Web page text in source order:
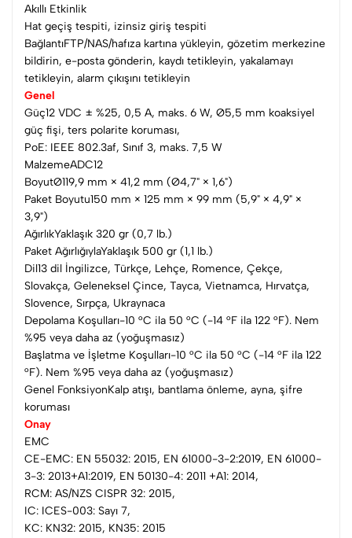
Akıllı Etkinlik
Hat geçiş tespiti, izinsiz giriş tespiti
BağlantıFTP/NAS/hafıza kartına yükleyin, gözetim merkezine
bildirin, e-posta gönderin, kaydı tetikleyin, yakalamayı
tetikleyin, alarm çıkışını tetikleyin
Genel
Güç12 VDC ± %25, 0,5 A, maks. 6 W, Ø5,5 mm koaksiyel
güç fişi, ters polarite koruması,
PoE: IEEE 802.3af, Sınıf 3, maks. 7,5 W
MalzemeADC12
BoyutØ119,9 mm × 41,2 mm (Ø4,7" × 1,6")
Paket Boyutu150 mm × 125 mm × 99 mm (5,9" × 4,9" ×
3,9")
AğırlıkYaklaşık 320 gr (0,7 lb.)
Paket AğırlığıylaYaklaşık 500 gr (1,1 lb.)
Dil13 dil İngilizce, Türkçe, Lehçe, Romence, Çekçe,
Slovakça, Geleneksel Çince, Tayca, Vietnamca, Hırvatça,
Slovence, Sırpça, Ukraynaca
Depolama Koşulları-10 °C ila 50 °C (-14 °F ila 122 °F). Nem
%95 veya daha az (yoğuşmasız)
Başlatma ve İşletme Koşulları-10 °C ila 50 °C (-14 °F ila 122
°F). Nem %95 veya daha az (yoğuşmasız)
Genel FonksiyonKalp atışı, bantlama önleme, ayna, şifre
koruması
Onay
EMC
CE-EMC: EN 55032: 2015, EN 61000-3-2:2019, EN 61000-
3-3: 2013+A1:2019, EN 50130-4: 2011 +A1: 2014,
RCM: AS/NZS CISPR 32: 2015,
IC: ICES-003: Sayı 7,
KC: KN32: 2015, KN35: 2015